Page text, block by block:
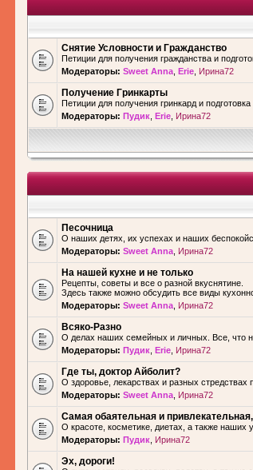
Снятие Условности и Гражданство
Петиции для получения гражданства и
Модераторы: Sweet Anna Erie Ирина72
Получение Гринкарты
Петиции для получения гринкард и
Модераторы: Пудик Erie Ирина72
Песочница
О наших детях, их успехах и наших
Модераторы: Sweet Anna Ирина72
На нашей кухне и не только
Рецепты, советы и все о разной вкуснятине.
Здесь также можно обсудить все виды
Модераторы: Sweet Anna Ирина72
Всяко-Разно
О делах наших семейных и личных. Все, что
Модераторы: Пудик Erie Ирина72
Где ты, доктор Айболит?
О здоровье, лекарствах и разных стредствах
Модераторы: Sweet Anna Ирина72
Самая обаятельная и
О красоте, косметике, диетах, а также наших
Модераторы: Пудик Ирина72
Эх, дороги!